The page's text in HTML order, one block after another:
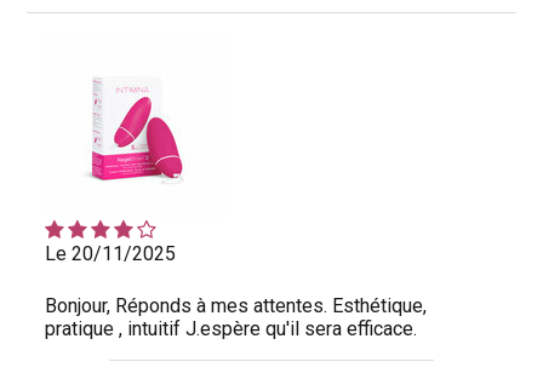
Le 20/11/2025
Bonjour, Réponds à mes attentes. Esthétique,
pratique , intuitif J.espère qu'il sera efficace.